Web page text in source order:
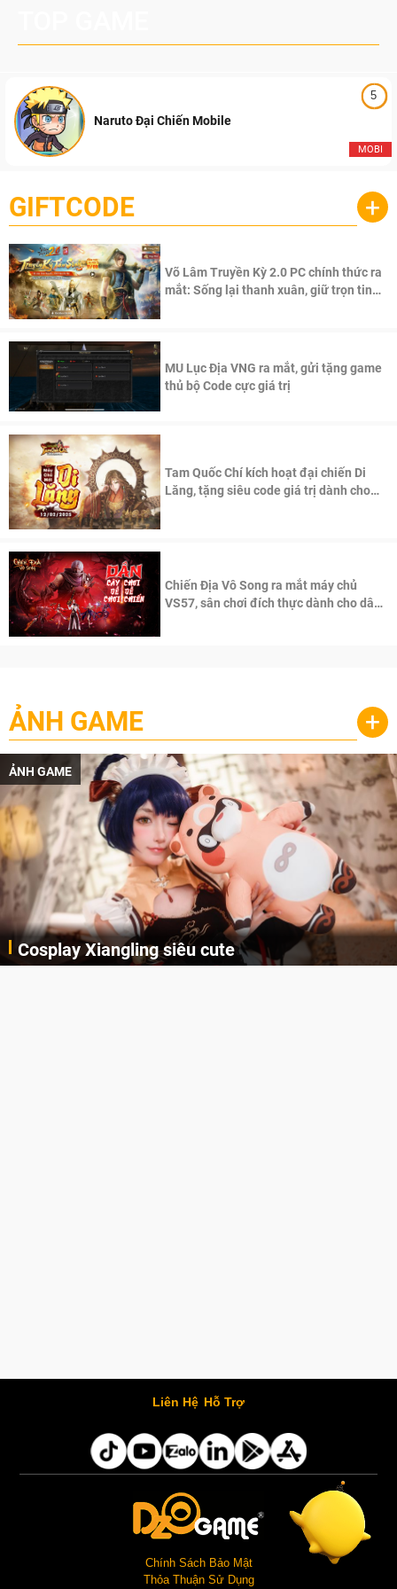
5
MOBI
Naruto Đại Chiến Mobile
GIFTCODE +
Võ Lâm Truyền Kỳ 2.0 PC chính thức ra
mắt: Sống lại thanh xuân, giữ trọn tinh
MU Lục Địa VNG ra mắt, gửi tặng game
thủ bộ Code cực giá trị
Tam Quốc Chí kích hoạt đại chiến Di
Lăng, tặng siêu code giá trị dành cho
Chiến Địa Vô Song ra mắt máy chủ
VS57, sân chơi đích thực dành cho dân
ẢNH GAME +
ẢNH GAME
Cosplay Xiangling siêu cute
Liên Hệ Hỗ Trợ
Chính Sách Bảo Mật
Thỏa Thuận Sử Dụng